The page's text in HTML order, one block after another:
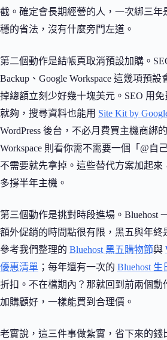
截。確定會長期經營的人，一次綁三年
穩的省法，沒有什麼旁門左道。
第二個動作是結帳頁取消預設加購。
Backup、Google Workspace 這幾項預
掉總額立刻少好幾十塊美元。SEO 用免
就夠，搜尋資料也能用 Site Kit by
WordPress 後台，不必月費買主機商綁
Workspace 則看你需不需要一個「@自
不需要就先拿掉。這些替代方案加起來
多撐半年主機。
第三個動作是挑對時段進場。Bluehost
額外促銷的時間點很有限，黑五與年終
參考我們整理的 Bluehost 黑五購物節與
優惠清單 ；每年還有一次的 Bluehost 生
折扣。不在檔期內？那就回到前兩個動
加購顧好，一樣能買到合理價。
老實說，這三件事做紮實，省下來的錢